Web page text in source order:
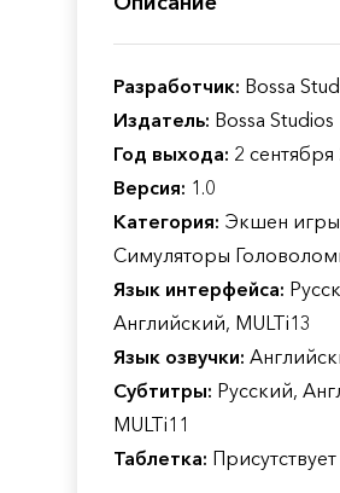
Разработчик: Bossa
Издатель: Bossa Studios
Год выхода: 2 сентября
Версия: 1.0
Категория: Экшен игры
Симуляторы
Язык интерфейса:
Английский, MULTi13
Язык озвучки:
Субтитры: Русский,
MULTi11
Таблетка: Присутствует